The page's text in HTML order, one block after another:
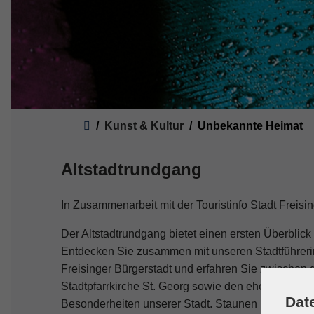
Kunst & Kultur Unbekannte Heimat
Altstadtrundgang
In Zusammenarbeit mit der Touristinfo Stadt
Der Altstadtrundgang bietet einen ersten
Entdecken Sie zusammen mit unseren
Freisinger Bürgerstadt und erfahren Sie
Stadtpfarrkirche St. Georg sowie den ehemaligen
Besonderheiten unserer Stadt. Staunen Sie über